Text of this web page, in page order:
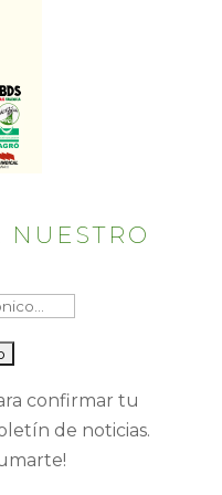
confirmar tu
de noticias.